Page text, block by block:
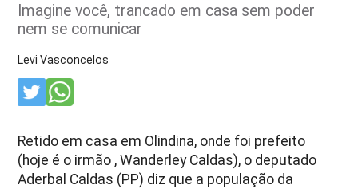
Imagine você, trancado em casa sem poder
nem se comunicar
Levi Vasconcelos
Retido em casa em Olindina, onde foi prefeito
(hoje é o irmão , Wanderley Caldas), o deputado
Aderbal Caldas (PP) diz que a população da